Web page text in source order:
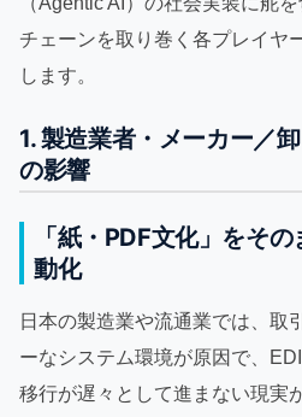
チェーンを取り巻く各プレイヤ
します。
1. 製造業者・メーカー／
の影響
「紙・PDF文化」をそ
動化
日本の製造業や流通業では、取
ーなシステム環境が原因で、
移行が遅々として進まない現実